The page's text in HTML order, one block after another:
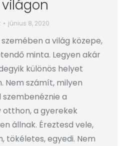
június 8, 2020
a világ közepe,
minta. Legyen akár
különös helyet
Nem számít, milyen
a
otthon, a gyerekek
állnak. Éreztesd vele,
tökéletes, egyedi. Nem